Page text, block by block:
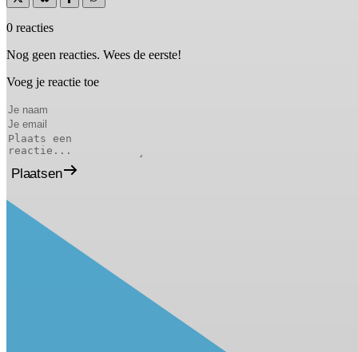
0 reacties
Nog geen reacties. Wees de eerste!
Voeg je reactie toe
Plaatsen